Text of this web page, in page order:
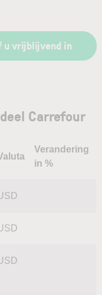
u vrijblijvend in
Carrefour
Verandering
in %